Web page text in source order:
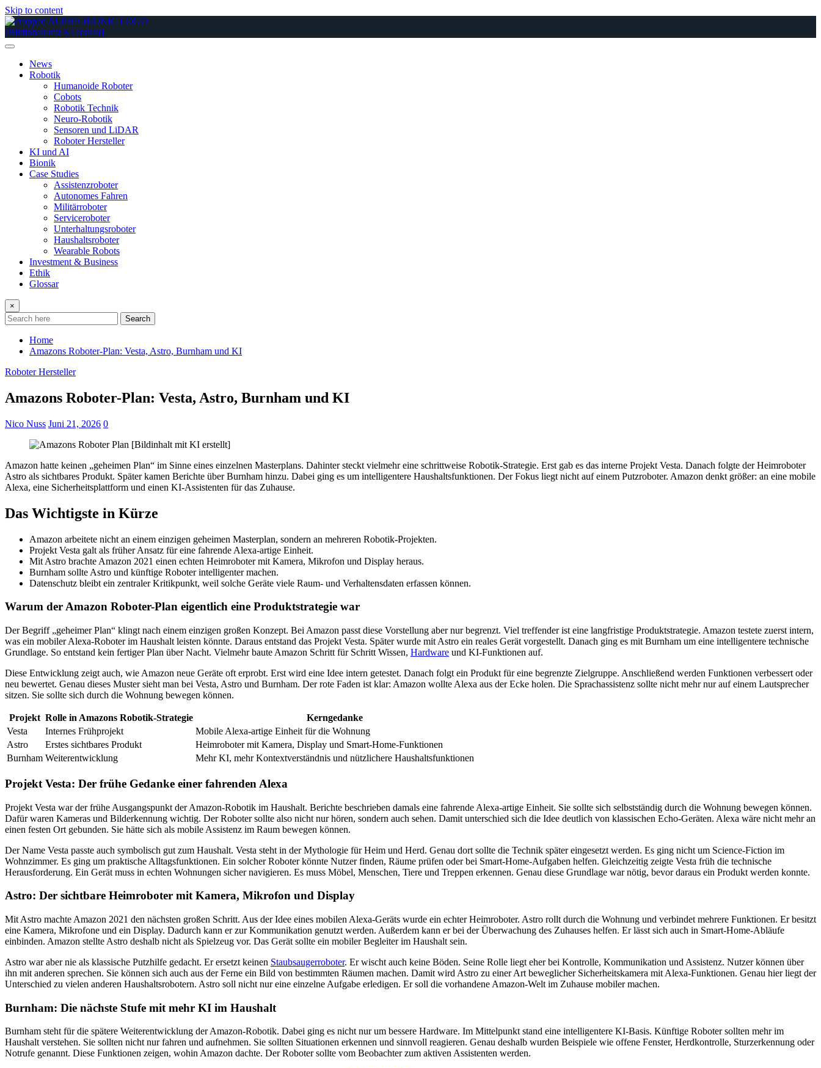
Skip to content
News
Robotik
Humanoide Roboter
Cobots
Robotik Technik
Neuro-Robotik
Sensoren und LiDAR
Roboter Hersteller
KI und AI
Bionik
Case Studies
Assistenzroboter
Autonomes Fahren
Militärroboter
Serviceroboter
Unterhaltungsroboter
Haushaltsroboter
Wearable Robots
Investment & Business
Ethik
Glossar
×
Search
Home
Amazons Roboter-Plan: Vesta, Astro, Burnham und KI
Roboter Hersteller
Amazons Roboter-Plan: Vesta, Astro, Burnham und KI
Nico Nuss Juni 21, 2026 0
Amazon hatte keinen „geheimen Plan“ im Sinne eines einzelnen Masterplans. Dahinter steckt vielmehr eine schrittweise Robotik-Strategie. Erst gab es das interne Projekt Vesta. Danach folgte der Heimroboter
Astro als sichtbares Produkt. Später kamen Berichte über Burnham hinzu. Dabei ging es um intelligentere Haushaltsfunktionen. Der Fokus liegt nicht auf einem Putzroboter. Amazon denkt größer: an eine mobile
Alexa, eine Sicherheitsplattform und einen KI-Assistenten für das Zuhause.
Das Wichtigste in Kürze
Amazon arbeitete nicht an einem einzigen geheimen Masterplan, sondern an mehreren Robotik-Projekten.
Projekt Vesta galt als früher Ansatz für eine fahrende Alexa-artige Einheit.
Mit Astro brachte Amazon 2021 einen echten Heimroboter mit Kamera, Mikrofon und Display heraus.
Burnham sollte Astro und künftige Roboter intelligenter machen.
Datenschutz bleibt ein zentraler Kritikpunkt, weil solche Geräte viele Raum- und Verhaltensdaten erfassen können.
Warum der Amazon Roboter-Plan eigentlich eine Produktstrategie war
Der Begriff „geheimer Plan“ klingt nach einem einzigen großen Konzept. Bei Amazon passt diese Vorstellung aber nur begrenzt. Viel treffender ist eine langfristige Produktstrategie. Amazon testete zuerst intern,
was ein mobiler Alexa-Roboter im Haushalt leisten könnte. Daraus entstand das Projekt Vesta. Später wurde mit Astro ein reales Gerät vorgestellt. Danach ging es mit Burnham um eine intelligentere technische
Grundlage. So entstand kein fertiger Plan über Nacht. Vielmehr baute Amazon Schritt für Schritt Wissen, Hardware und KI-Funktionen auf.
Diese Entwicklung zeigt auch, wie Amazon neue Geräte oft erprobt. Erst wird eine Idee intern getestet. Danach folgt ein Produkt für eine begrenzte Zielgruppe. Anschließend werden Funktionen verbessert oder
neu bewertet. Genau dieses Muster sieht man bei Vesta, Astro und Burnham. Der rote Faden ist klar: Amazon wollte Alexa aus der Ecke holen. Die Sprachassistenz sollte nicht mehr nur auf einem Lautsprecher
sitzen. Sie sollte sich durch die Wohnung bewegen können.
Projekt Rolle in Amazons Robotik-Strategie
Kerngedanke
Vesta
Internes Frühprojekt
Mobile Alexa-artige Einheit für die Wohnung
Astro
Erstes sichtbares Produkt
Heimroboter mit Kamera, Display und Smart-Home-Funktionen
Burnham Weiterentwicklung Mehr KI, mehr Kontextverständnis und nützlichere Haushaltsfunktionen
Projekt Vesta: Der frühe Gedanke einer fahrenden Alexa
Projekt Vesta war der frühe Ausgangspunkt der Amazon-Robotik im Haushalt. Berichte beschrieben damals eine fahrende Alexa-artige Einheit. Sie sollte sich selbstständig durch die Wohnung bewegen können.
Dafür waren Kameras und Bilderkennung wichtig. Der Roboter sollte also nicht nur hören, sondern auch sehen. Damit unterschied sich die Idee deutlich von klassischen Echo-Geräten. Alexa wäre nicht mehr an
einen festen Ort gebunden. Sie hätte sich als mobile Assistenz im Raum bewegen können.
Der Name Vesta passte auch symbolisch gut zum Haushalt. Vesta steht in der Mythologie für Heim und Herd. Genau dort sollte die Technik später eingesetzt werden. Es ging nicht um Science-Fiction im
Wohnzimmer. Es ging um praktische Alltagsfunktionen. Ein solcher Roboter könnte Nutzer finden, Räume prüfen oder bei Smart-Home-Aufgaben helfen. Gleichzeitig zeigte Vesta früh die technische
Herausforderung. Ein Gerät muss in echten Wohnungen sicher navigieren. Es muss Möbel, Menschen, Tiere und Treppen erkennen. Genau diese Grundlage war nötig, bevor daraus ein Produkt werden konnte.
Astro: Der sichtbare Heimroboter mit Kamera, Mikrofon und Display
Mit Astro machte Amazon 2021 den nächsten großen Schritt. Aus der Idee eines mobilen Alexa-Geräts wurde ein echter Heimroboter. Astro rollt durch die Wohnung und verbindet mehrere Funktionen. Er besitzt
eine Kamera, Mikrofone und ein Display. Dadurch kann er zur Kommunikation genutzt werden. Außerdem kann er bei der Überwachung des Zuhauses helfen. Er lässt sich auch in Smart-Home-Abläufe
einbinden. Amazon stellte Astro deshalb nicht als Spielzeug vor. Das Gerät sollte ein mobiler Begleiter im Haushalt sein.
Astro war aber nie als klassische Putzhilfe gedacht. Er ersetzt keinen Staubsaugerroboter. Er wischt auch keine Böden. Seine Rolle liegt eher bei Kontrolle, Kommunikation und Assistenz. Nutzer können über
ihn mit anderen sprechen. Sie können sich auch aus der Ferne ein Bild von bestimmten Räumen machen. Damit wird Astro zu einer Art beweglicher Sicherheitskamera mit Alexa-Funktionen. Genau hier liegt der
Unterschied zu vielen anderen Haushaltsrobotern. Astro soll nicht nur eine einzelne Aufgabe erledigen. Er soll die vorhandene Amazon-Welt im Zuhause mobiler machen.
Burnham: Die nächste Stufe mit mehr KI im Haushalt
Burnham steht für die spätere Weiterentwicklung der Amazon-Robotik. Dabei ging es nicht nur um bessere Hardware. Im Mittelpunkt stand eine intelligentere KI-Basis. Künftige Roboter sollten mehr im
Haushalt verstehen. Sie sollten nicht nur fahren und aufnehmen. Sie sollten Situationen erkennen und sinnvoll reagieren. Genau deshalb wurden Beispiele wie offene Fenster, Herdkontrolle, Sturzerkennung oder
Notrufe genannt. Diese Funktionen zeigen, wohin Amazon dachte. Der Roboter sollte vom Beobachter zum aktiven Assistenten werden.